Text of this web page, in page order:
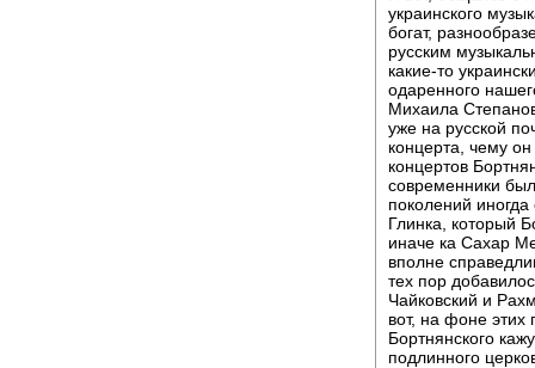
украинского
богат,
русским
какие-то
одаренного
Михаила
уже на русской
концерта, чему
концертов
современники
поколений
Глинка, который
иначе ка Сахар
вполне
тех пор
Чайковский и
вот, на фоне
Бортнянского
подлинного